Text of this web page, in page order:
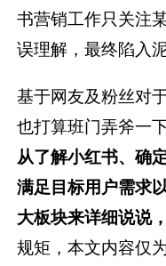
书营销工作只关注
误理解，最终陷入泥
基于网友及粉丝对
也打算班门弄斧一
从了解小红书、确
满足目标用户需求
大板块来详细说说
规矩，本文内容仅